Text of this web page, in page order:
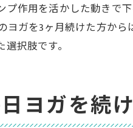
プ作用を活かした動きで
ヨガを3ヶ月続けた方か
択肢です。
ヨガを続